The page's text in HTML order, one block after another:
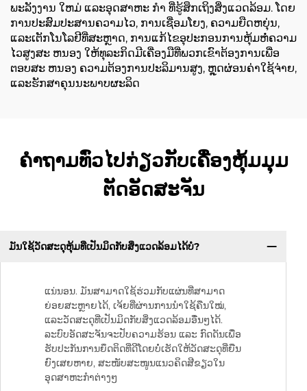
ພະລັງງານ ໃຫມ່ ແລະອຸດສາຫະ ກໍາ ທີ່ຮູ້ສຶກເຖິງສິ່ງແວດລ້ອມ. ໂດຍ
ການປະສົມປະສານຄວາມໄວ, ການເຊື່ອມໂຍງ, ຄວາມຍືດຫຍຸ່ນ,
ແລະເຕັກໂນໂລຢີທີ່ສະຫຼາດ, ການແກ້ໄຂອຸປະກອນການຫຸ້ມຫໍ່ຄວາມ
ໄວສູງສະ ຫນອງ ໃຫ້ທຸລະກິດມີເຄື່ອງມືທີ່ພວກເຂົາຕ້ອງການເພື່ອ
ຕອບສະ ຫນອງ ຄວາມຕ້ອງການປະລິມານສູງ, ຫຼຸດຜ່ອນຄ່າໃຊ້ຈ່າຍ,
ແລະຮັກສາຄຸນນະພາບຜະລິດ
ຄຳຖາມທົ່ວໄປກ່ຽວກັບເຄື່ອງຫຸ້ມມຸມ
ຕັດອັດສະຈັນ
ມັນໃຊ້ວັດສະດຸຫຸ້ມທີ່ເປັນມິດກັບສິ່ງແວດລ້ອມໄດ້ບໍ?
ແນ່ນອນ. ມັນສາມາດໃຊ້ຮ່ວມກັບແຜ່ນທີ່ສາມາດ
ຍ່ອຍສະຫຼາຍໄດ້, ເຈ້ຍທີ່ຜ່ານການນຳໃຊ້ຄືນໃໝ່,
ແລະວັດສະດຸທີ່ເປັນມິດກັບສິ່ງແວດລ້ອມອື່ນໆໄດ້.
ລະບົບອັດສະຈັນຈະປັບຄວາມຮ້ອນ ແລະ ກົດດັນເພື່ອ
ຮັບປະກັນການຍຶດຕິດທີ່ດີໂດຍບໍ່ເຮັດໃຫ້ວັດສະດຸທີ່ຍືນ
ຍົງເສຍຫາຍ, ສະໜັບສະໜູນແນວຄິດສີຂຽວໃນ
ອຸດສາຫະກຳຕ່າງໆ